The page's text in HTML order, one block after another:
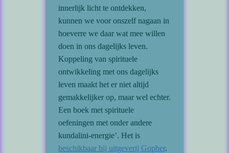
innerlijk licht te ontdekken,
kunnen we voor onszelf nagaan in
hoeverre we daar wat mee willen
doen in ons dagelijks leven.
Koppeling van spirituele
ontwikkeling met ons dagelijks
leven maakt het er niet altijd
gemakkelijker op, maar wel echter.
Een boek met spirituele
oefeningen met onder andere
kundalini-energie’. Het is
beschikbaar bij uitgeverij Gopher.